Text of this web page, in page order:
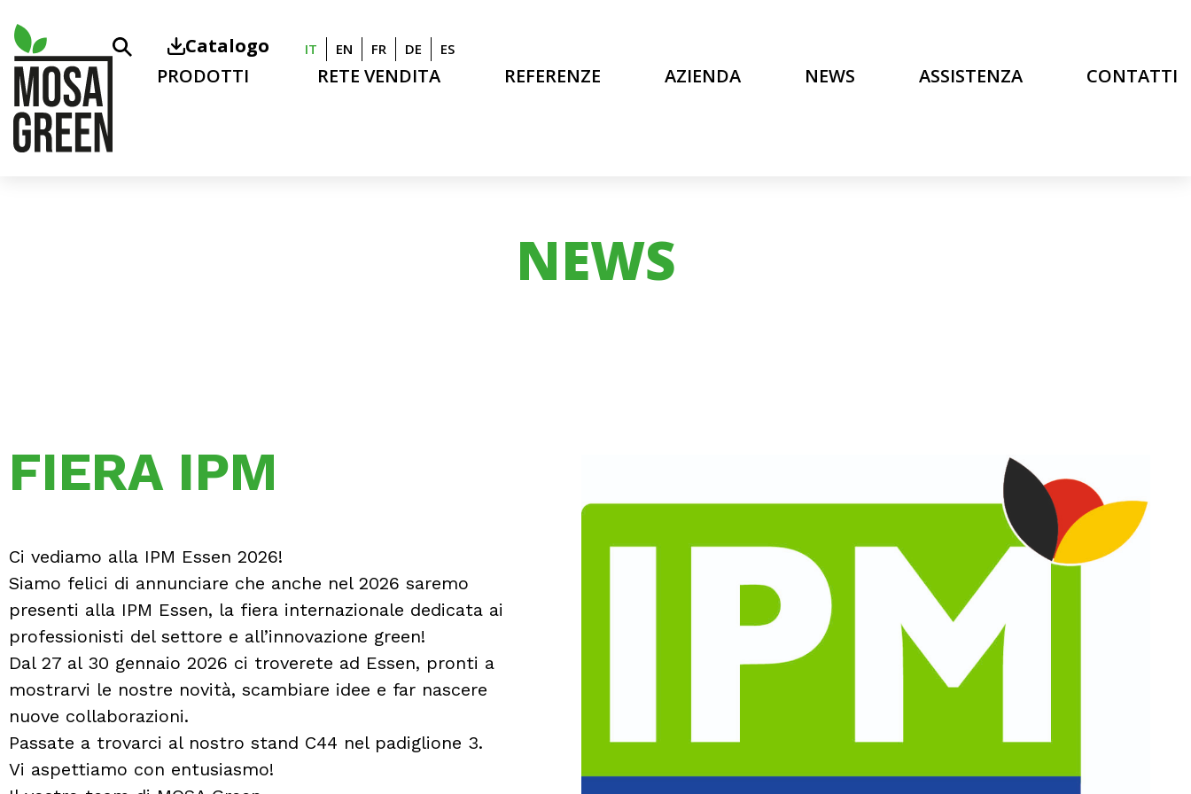
Catalogo IT EN FR DE ES
PRODOTTI RETE VENDITA REFERENZE AZIENDA NEWS ASSISTENZA CONTATTI
NEWS
FIERA IPM
Ci vediamo alla IPM Essen 2026!
Siamo felici di annunciare che anche nel 2026 saremo
presenti alla IPM Essen, la fiera internazionale dedicata ai
professionisti del settore e all’innovazione green!
Dal 27 al 30 gennaio 2026 ci troverete ad Essen, pronti a
mostrarvi le nostre novità, scambiare idee e far nascere
nuove collaborazioni.
Passate a trovarci al nostro stand C44 nel padiglione 3.
Vi aspettiamo con entusiasmo!